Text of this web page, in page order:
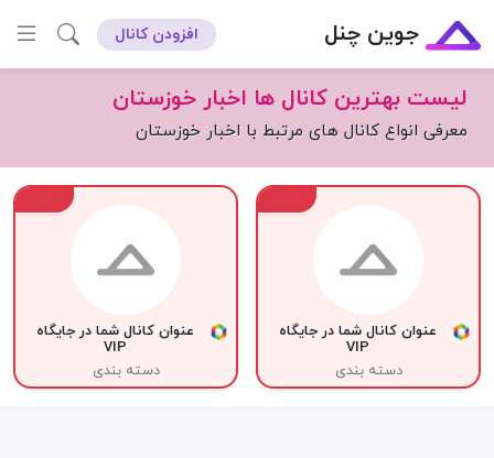
جوین چنل افزودن کانال
لیست بهترین کانال ها اخبار خوزستان
معرفی انواع کانال های مرتبط با اخبار خوزستان
عنوان کانال شما در جایگاه
VIP
دسته بندی
عنوان کانال شما در جایگاه
VIP
دسته بندی